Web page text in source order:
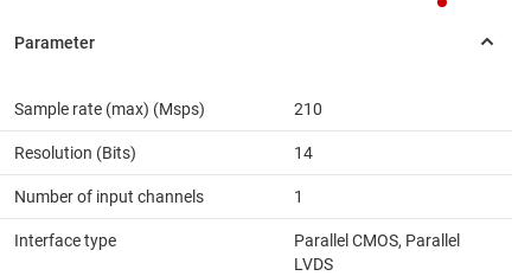
Sample rate (max) (Msps) 210
Resolution (Bits) 14
Number of input channels 1
Interface type
Parallel CMOS, Parallel
LVDS